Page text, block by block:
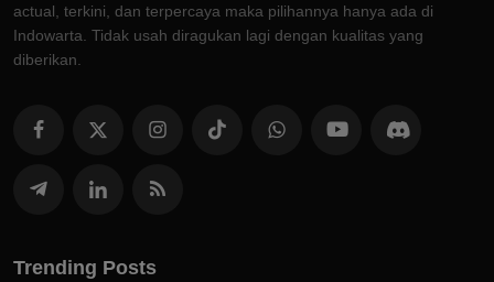
actual, terkini, dan terpercaya maka pilihannya hanya ada di
Indowarta. Tidak usah diragukan lagi dengan kualitas yang
diberikan.
Trending Posts